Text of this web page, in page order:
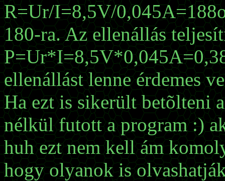
R=Ur/I=8,5V/
180-ra. Az ellenállás
ellenállást lenne érdemes
Ha ezt is sikerült betõlteni
nélkül futott a program :)
huh ezt nem kell ám
hogy olyanok is